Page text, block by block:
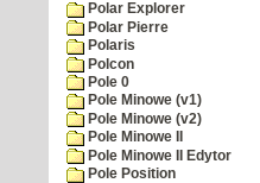
Polar Explorer
Polar Pierre
Polaris
Polcon
Pole 0
Pole Minowe (v1)
Pole Minowe (v2)
Pole Minowe II
Pole Minowe II Edytor
Pole Position